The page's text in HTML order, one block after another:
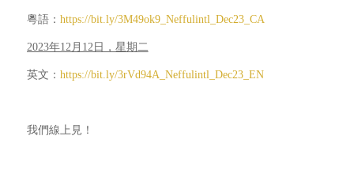
粵語： https://bit.ly/3M49ok9_Neffulintl_Dec23_CA
2023年12月12日，星期二
英文： https://bit.ly/3rVd94A_Neffulintl_Dec23_EN
我們線上見！